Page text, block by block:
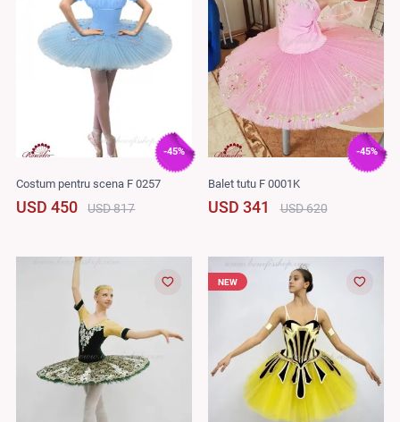
-45%
Costum pentru scena F 0257
USD 450 USD 817
-45%
Balet tutu F 0001K
USD 341 USD 620
NEW